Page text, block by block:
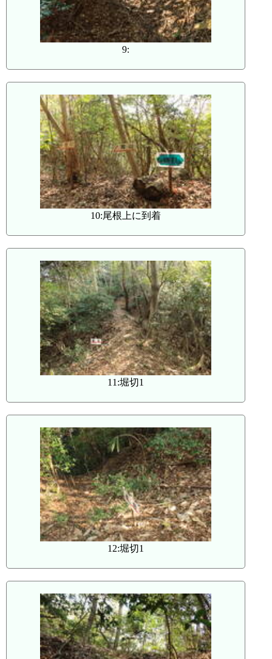
9:
10:尾根上に到着
11:堀切1
12:堀切1